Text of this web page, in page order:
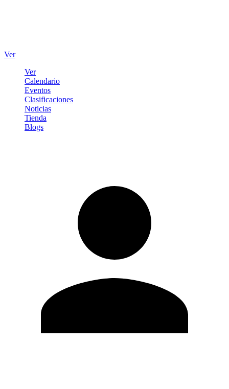
Ver
Ver
Calendario
Eventos
Clasificaciones
Noticias
Tienda
Blogs